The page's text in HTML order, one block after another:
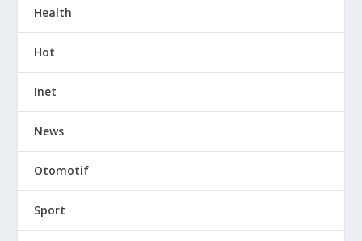
Health
Hot
Inet
News
Otomotif
Sport